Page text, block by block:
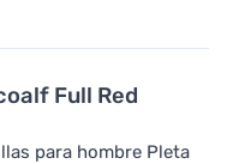
Full Red
para hombre Pleta